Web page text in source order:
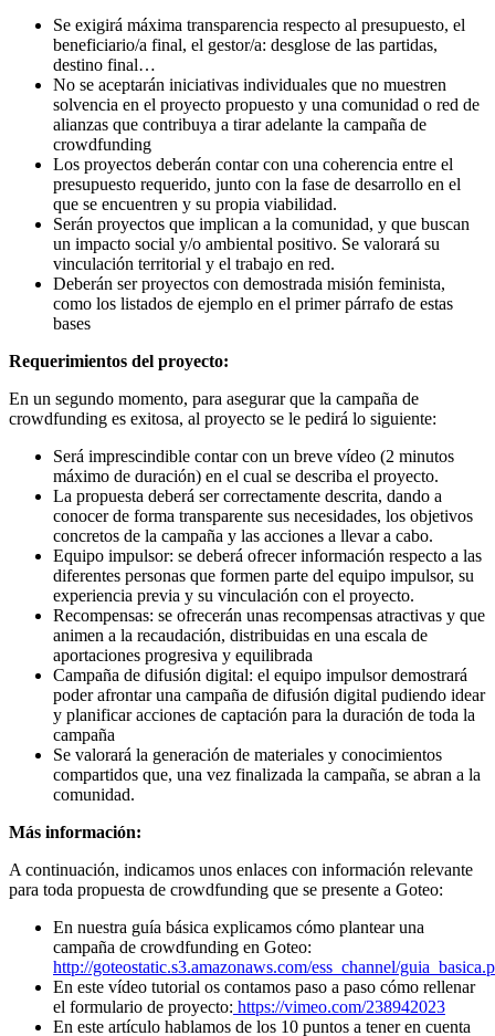
Se exigirá máxima transparencia respecto al presupuesto, el
beneficiario/a final, el gestor/a: desglose de las partidas,
destino final…
No se aceptarán iniciativas individuales que no muestren
solvencia en el proyecto propuesto y una comunidad o red de
alianzas que contribuya a tirar adelante la campaña de
crowdfunding
Los proyectos deberán contar con una coherencia entre el
presupuesto requerido, junto con la fase de desarrollo en el
que se encuentren y su propia viabilidad.
Serán proyectos que implican a la comunidad, y que buscan
un impacto social y/o ambiental positivo. Se valorará su
vinculación territorial y el trabajo en red.
Deberán ser proyectos con demostrada misión feminista,
como los listados de ejemplo en el primer párrafo de estas
bases
Requerimientos del proyecto:
En un segundo momento, para asegurar que la campaña de
crowdfunding es exitosa, al proyecto se le pedirá lo siguiente:
Será imprescindible contar con un breve vídeo (2 minutos
máximo de duración) en el cual se describa el proyecto.
La propuesta deberá ser correctamente descrita, dando a
conocer de forma transparente sus necesidades, los objetivos
concretos de la campaña y las acciones a llevar a cabo.
Equipo impulsor: se deberá ofrecer información respecto a las
diferentes personas que formen parte del equipo impulsor, su
experiencia previa y su vinculación con el proyecto.
Recompensas: se ofrecerán unas recompensas atractivas y que
animen a la recaudación, distribuidas en una escala de
aportaciones progresiva y equilibrada
Campaña de difusión digital: el equipo impulsor demostrará
poder afrontar una campaña de difusión digital pudiendo idear
y planificar acciones de captación para la duración de toda la
campaña
Se valorará la generación de materiales y conocimientos
compartidos que, una vez finalizada la campaña, se abran a la
comunidad.
Más información:
A continuación, indicamos unos enlaces con información relevante
para toda propuesta de crowdfunding que se presente a Goteo:
En nuestra guía básica explicamos cómo plantear una
campaña de crowdfunding en Goteo:
http://goteostatic.s3.amazonaws.com/ess_channel/
En este vídeo tutorial os contamos paso a paso cómo rellenar
el formulario de proyecto: https://vimeo.com/238942023
En este artículo hablamos de los 10 puntos a tener en cuenta